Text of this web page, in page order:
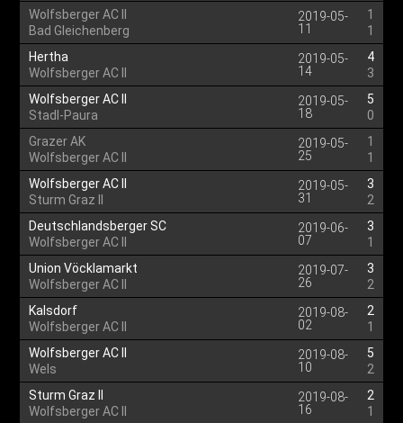
Wolfsberger AC II
Bad Gleichenberg
2019-05-
11
1
1
Hertha
Wolfsberger AC II
2019-05-
14
4
3
Wolfsberger AC II
Stadl-Paura
2019-05-
18
5
0
Grazer AK
Wolfsberger AC II
2019-05-
25
1
1
Wolfsberger AC II
Sturm Graz II
2019-05-
31
3
2
Deutschlandsberger SC
Wolfsberger AC II
2019-06-
07
3
1
Union Vöcklamarkt
Wolfsberger AC II
2019-07-
26
3
2
Kalsdorf
Wolfsberger AC II
2019-08-
02
2
1
Wolfsberger AC II
Wels
2019-08-
10
5
2
Sturm Graz II
Wolfsberger AC II
2019-08-
16
2
1